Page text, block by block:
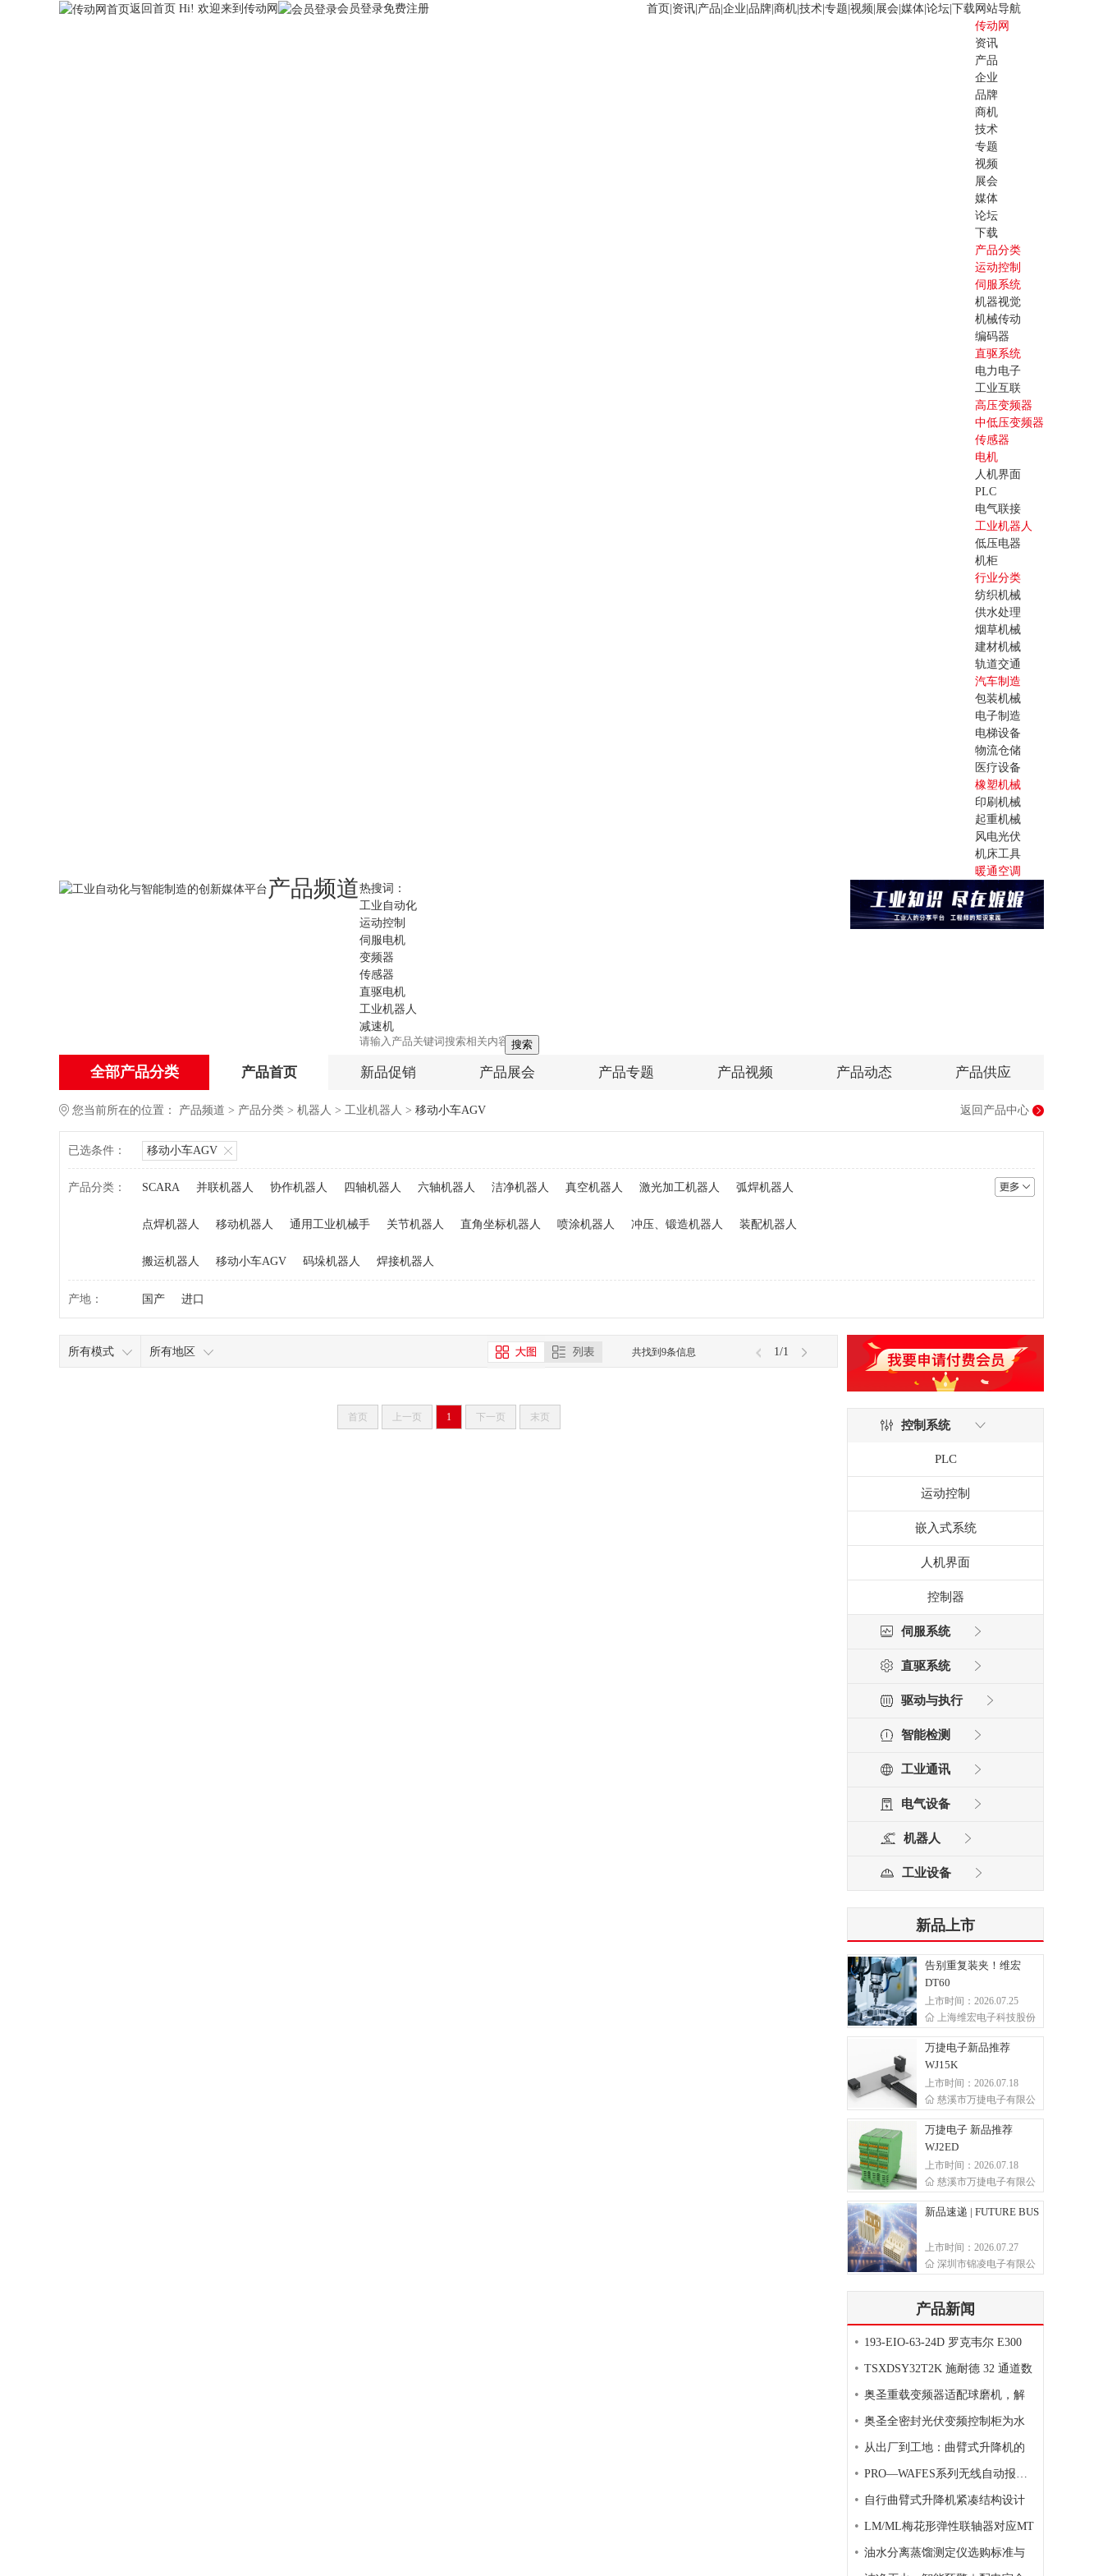
返回首页 Hi! 欢迎来到传动网 会员登录免费注册 首页 资讯 产品 企业 品牌 商机 技术 专题 视频 展会 媒体 论坛 下载网站导航
传动网
资讯
产品
企业
品牌
商机
技术
专题
视频
展会
媒体
论坛
下载
产品分类
运动控制
伺服系统
机器视觉
机械传动
编码器
直驱系统
电力电子
工业互联
高压变频器
中低压变频器
传感器
电机
人机界面
PLC
电气联接
工业机器人
低压电器
机柜
行业分类
纺织机械
供水处理
烟草机械
建材机械
轨道交通
汽车制造
包装机械
电子制造
电梯设备
物流仓储
医疗设备
橡塑机械
印刷机械
起重机械
风电光伏
机床工具
暖通空调
产品频道热搜词：
工业自动化
运动控制
伺服电机
变频器
传感器
直驱电机
工业机器人
减速机
搜索
全部产品分类 产品首页 新品促销 产品展会 产品专题 产品视频 产品动态 产品供应
您当前所在的位置： 产品频道 > 产品分类 > 机器人 > 工业机器人 > 移动小车AGV 返回产品中心
已选条件： 移动小车AGV
产品分类： SCARA 并联机器人 协作机器人 四轴机器人 六轴机器人 洁净机器人 真空机器人 激光加工机器人 弧焊机器人
点焊机器人 移动机器人 通用工业机械手 关节机器人 直角坐标机器人 喷涂机器人 冲压、锻造机器人 装配机器人
搬运机器人 移动小车AGV 码垛机器人 焊接机器人
产地： 国产 进口
所有模式 所有地区 共找到9条信息 1/1
首页 上一页 1 下一页 末页
控制系统
PLC
运动控制
嵌入式系统
人机界面
控制器
伺服系统
直驱系统
驱动与执行
智能检测
工业通讯
电气设备
机器人
工业设备
新品上市
告别重复装夹！维宏
DT60
上市时间：2026.07.25
上海维宏电子科技股份
万捷电子新品推荐
WJ15K
上市时间：2026.07.18
慈溪市万捷电子有限公
万捷电子 新品推荐
WJ2ED
上市时间：2026.07.18
慈溪市万捷电子有限公
新品速递 | FUTURE BUS
上市时间：2026.07.27
深圳市锦凌电子有限公
产品新闻
• 193-EIO-63-24D 罗克韦尔 E300
• TSXDSY32T2K 施耐德 32 通道数
• 奥圣重载变频器适配球磨机，解
• 奥圣全密封光伏变频控制柜为水
• 从出厂到工地：曲臂式升降机的
• PRO—WAFES系列无线自动报警灭
• 自行曲臂式升降机紧凑结构设计
• LM/ML梅花形弹性联轴器对应MT
• 油水分离蒸馏测定仪选购标准与